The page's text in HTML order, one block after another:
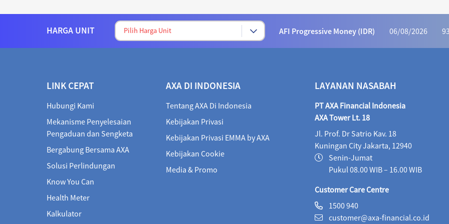
HARGA UNIT
AFI Progressive Money (IDR) 06/08/2026
AFI Secure Money (IDR) 06/08/2026
Maestro Balance Syariah (IDR)
Maestro Equity Syariah (IDR) 06/08/2026
Maestro Fixed Income Syariah (IDR)
Maestro USD Offshore Equity Fund (USD)
LINK CEPAT
Hubungi Kami
Mekanisme Penyelesaian
Pengaduan dan Sengketa
Bergabung Bersama AXA
Solusi Perlindungan
Know You Can
Health Meter
Kalkulator
AXA DI INDONESIA
Tentang AXA Di Indonesia
Kebijakan Privasi
Kebijakan Privasi EMMA by AXA
Kebijakan Cookie
Media & Promo
LAYANAN NASABAH
PT AXA Financial Indonesia
AXA Tower Lt. 18
Jl. Prof. Dr Satrio Kav. 18
Kuningan City Jakarta, 12940
Senin-Jumat
Pukul 08.00 WIB – 16.00 WIB
Customer Care Centre
1500 940
customer@axa-financial.co.id